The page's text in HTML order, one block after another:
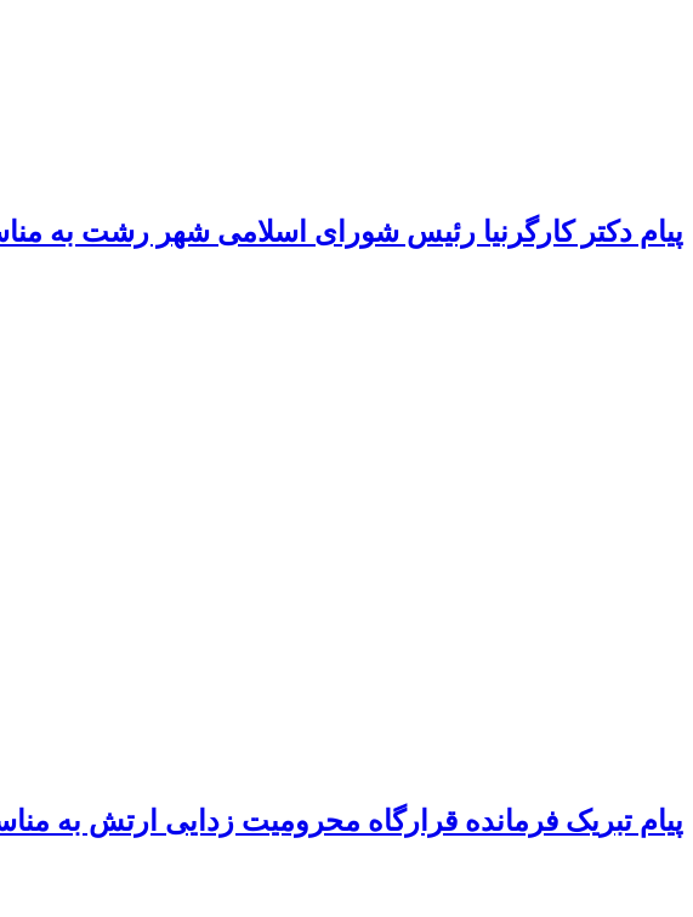
پیام دکتر کارگرنیا رئیس شورای اسلامی شهر رشت به
پیام تبریک فرمانده قرارگاه محرومیت‌ زدایی ارتش به